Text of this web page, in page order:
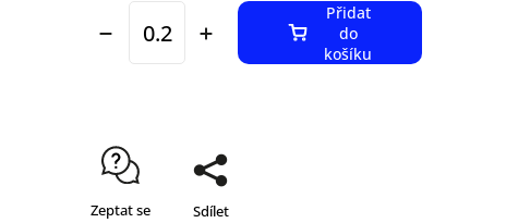
Přidat
do
košíku
Zeptat se Sdílet